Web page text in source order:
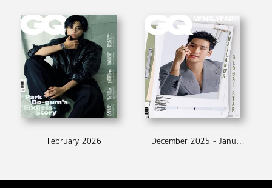
February 2026 December 2025 - January 2026